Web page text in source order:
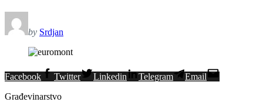
by Srdjan
Facebook Twitter Linkedin Telegram
Email
Građevinarstvo